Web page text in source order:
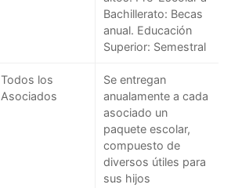
Bachillerato: Becas
anual. Educación
Superior: Semestral
Todos los
Asociados
Se entregan
anualamente a cada
asociado un
paquete escolar,
compuesto de
diversos útiles para
sus hijos